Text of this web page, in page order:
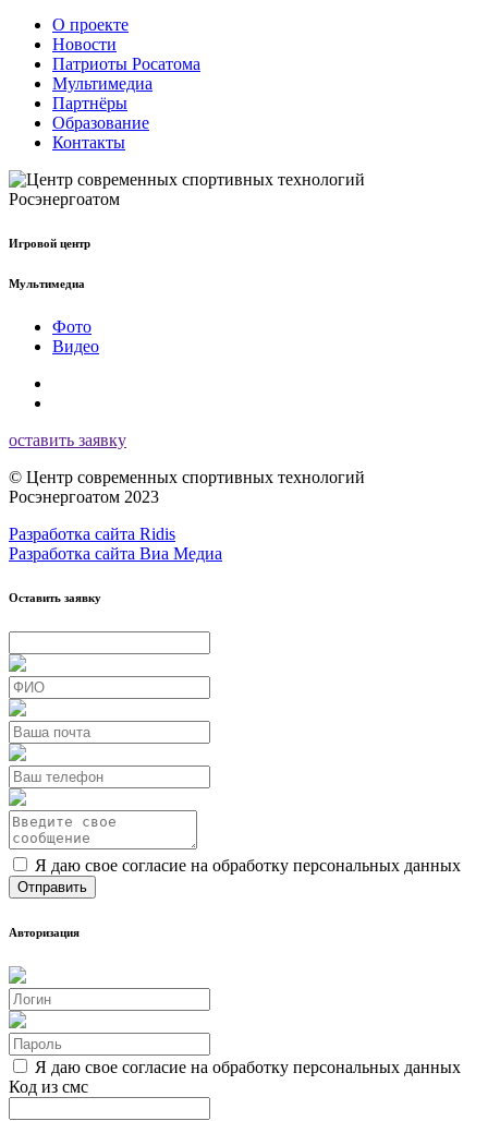
О проекте
Новости
Патриоты Росатома
Мультимедиа
Партнёры
Образование
Контакты
Игровой центр
Мультимедиа
Фото
Видео
оставить заявку
© Центр современных спортивных технологий
Росэнергоатом 2023
Разработка сайта Ridis
Разработка сайта Виа Медиа
Оставить заявку
Я даю свое согласие на обработку персональных данных
Авторизация
Я даю свое согласие на обработку персональных данных
Код из смс